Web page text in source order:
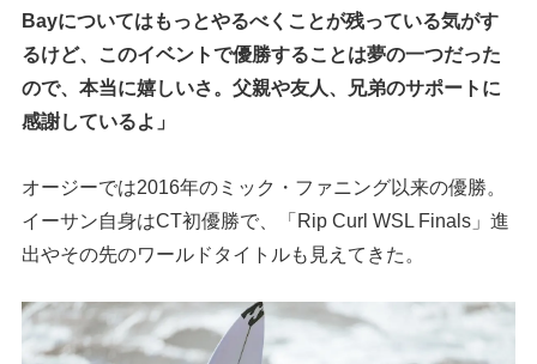
Bayについてはもっとやるべくことが残っている気がす
るけど、このイベントで優勝することは夢の一つだった
ので、本当に嬉しいさ。父親や友人、兄弟のサポートに
感謝しているよ」
オージーでは2016年のミック・ファニング以来の優勝。
イーサン自身はCT初優勝で、「Rip Curl WSL Finals」進
出やその先のワールドタイトルも見えてきた。